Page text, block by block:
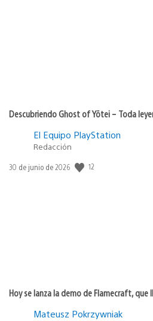
Descubriendo Ghost of Yōtei – Toda
El Equipo PlayStation
Redacción
Fecha
30 de junio de 2026 12
Hoy se lanza la demo de Flamecraft, que
Mateusz Pokrzywniak